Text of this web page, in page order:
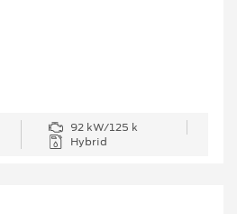
92 kW/125 k
Hybrid